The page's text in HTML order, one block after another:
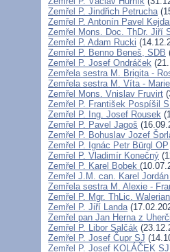
Zemřel P. Jindřich Petrucha
Zemřel P. Antonín Pavel
Zemřel Mons. Doc. ThDr. Jiří
Zemřel P. Adam Rucki
Zemřel P. Benno Beneš, SDB
Zemřel P. Josef Ondráček
Zemřela sestra M. Brigita -
Zemřela sestra M. Víta -
Zemřel Mons. Vnislav Fruvirt
Zemřel P. František Pospíšil
Zemřel P. Ing. Josef Rousek
Zemřel P. Pavel Jagoš
Zemřel P. Bohuslav Jozef
Zemřel P. Ignác Petr Bürgl OP
Zemřel P. Vladimír Konečný
Zemřel P. Karel Bobek
Zemřel J.M. can. Karel
Zemřela sestra M. Alexie -
Zemřel P. Mgr. ThLic.
Zemřel P. Jiří Landa
Zemřel pan Jan Herna z
Zemřel P. Libor Salčák
Zemřel P. Josef Čupr SJ
Zemřel P. Josef KOLÁČEK SJ